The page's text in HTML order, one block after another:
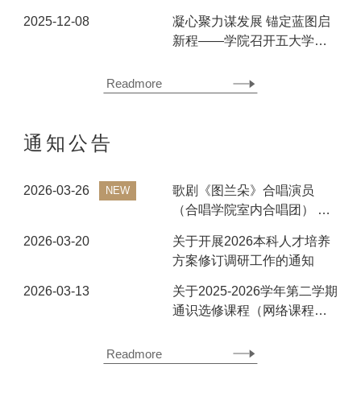
2025-12-08
凝心聚力谋发展 锚定蓝图启
新程——学院召开五大学
Readmore
通知公告
2026-03-26 NEW
歌剧《图兰朵》合唱演员
（合唱学院室内合唱团） 录
2026-03-20
关于开展2026本科人才培养
方案修订调研工作的通知
2026-03-13
关于2025-2026学年第二学期
通识选修课程（网络课程）
Readmore